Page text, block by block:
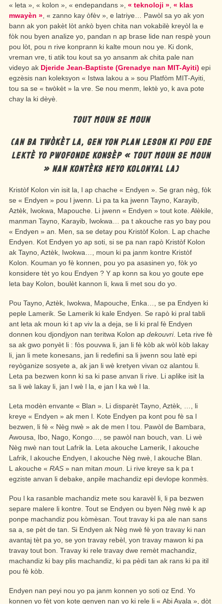
« leta », « kolon », « endepandans », « teknoloji » « klas
mwayèn » , « zanno kay òfèv », e latriye… Pawòl sa yo ak yon
bann ak yon pakèt lòt ankò byen chita nan vokabilè kreyòl la e
fòk nou byen analize yo, pandan n ap brase lide nan respè youn
pou lòt, pou n rive konprann ki kalte moun nou ye. Ki donk,
vreman vre, ti atik tou kout sa yo ansanm ak chita pale nan
videyo ak Djeride Jean-Baptiste (Grenadye nan MIT-Ayiti) epi
egzèsis nan koleksyon « Istwa lakou a » sou Platfòm MIT-Ayiti,
tou sa se « twòkèt » la vre. Se nou menm, lektè yo, k ava pote
chay la ki dèyè.
TOUT MOUN SE MOUN
(AN BA TWÒKÈT LA, GEN YON PLAN LESON KI POU EDE
LEKTÈ YO PWOFONDE KONSÈP « TOUT MOUN SE MOUN
» NAN KONTÈKS NEYO KOLONYAL LA)
Kristòf Kolon vin isit la, l ap chache « Endyen ». Se gran nèg, fòk
se « Endyen » pou l jwenn. Li pa ta ka jwenn Tayno, Karayib,
Aztèk, Iwokwa, Mapouche. Li jwenn « Endyen » tout kote. Alèkile,
manman Tayno, Karayib, Iwokwa… pa t akouche ras yo bay pou
« Endyen » an. Men, sa se detay pou Kristòf Kolon. L ap chache
Endyen. Kot Endyen yo ap soti, si se pa nan rapò Kristòf Kolon
ak Tayno, Aztèk, Iwokwa…, moun ki pa janm kontre Kristòf
Kolon. Kouman yo fè konnen, pou yo pa asasinen yo, fòk yo
konsidere tèt yo kou Endyen ? Y ap konn sa kou yo goute epe
leta bay Kolon, boulèt kannon li, kwa li met sou do yo.
Pou Tayno, Aztèk, Iwokwa, Mapouche, Enka…, se pa Endyen ki
peple Lamerik. Se Lamerik ki kale Endyen. Se rapò ki pral tabli
ant leta ak moun ki t ap viv la a deja, se li ki pral fè Endyen
donnen kou djondjyon nan teritwa Kolon ap dekouvri. Leta rive fè
sa ak gwo ponyèt li : fòs pouvwa li, jan li fè kòb ak wòl kòb lakay
li, jan li mete konesans, jan li redefini sa li jwenn sou latè epi
reyòganize sosyete a, ak jan li wè kretyen vivan oz alantou li.
Leta pa bezwen konn ki sa ki pase anvan li rive. Li aplike isit la
sa li wè lakay li, jan l wè l la, e jan l ka wè l la.
Leta modèn envante « Blan ». Li disparèt Tayno, Aztèk, …, li
kreye « Endyen » ak men l. Kote Endyen pa kont pou fè sa l
bezwen, li fè « Nèg nwè » ak de men l tou. Pawòl de Bambara,
Awousa, Ibo, Nago, Kongo…, se pawòl nan bouch, van. Li wè
Nèg nwè nan tout Lafrik la. Leta akouche Lamerik, l akouche
Lafrik, l akouche Endyen, l akouche Nèg nwè, l akouche Blan.
L akouche « RAS » nan mitan moun . Li rive kreye sa k pa t
egziste anvan li debake, anpile machandiz epi devlope konmès.
Pou l ka rasanble machandiz mete sou karavèl li, li pa bezwen
separe malere li kontre. Tout se Endyen ou byen Nèg nwè k ap
ponpe machandiz pou kòmèsan. Tout travay ki pa ale nan sans
sa a, se pèt de tan. Si Endyen ak Nèg nwè fè yon travay ki nan
avantaj tèt pa yo, se yon travay rebèl, yon travay mawon ki pa
travay tout bon. Travay ki rele travay dwe remèt machandiz,
machandiz ki bay plis machandiz, ki pa pèdi tan ak rans ki pa itil
pou fè kòb.
Endyen nan peyi nou yo pa janm konnen yo soti oz End. Yo
konnen yo fèt yon kote genyen nan yo ki rele li « Abi Ayala », dòt